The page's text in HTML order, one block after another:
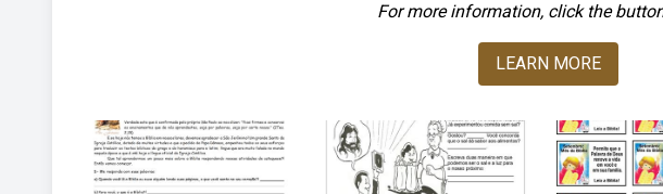
For more information, click the
LEARN MORE